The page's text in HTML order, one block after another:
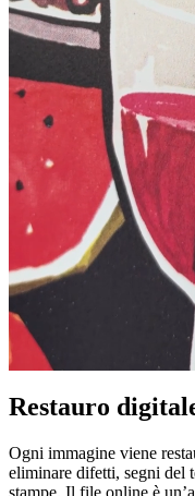
Restauro
Ogni immagine viene
eliminare difetti, segni del
stampe. Il file online è